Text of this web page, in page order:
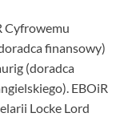
Cyfrowemu
finansowy)
(doradca
EBOiR
Locke Lord